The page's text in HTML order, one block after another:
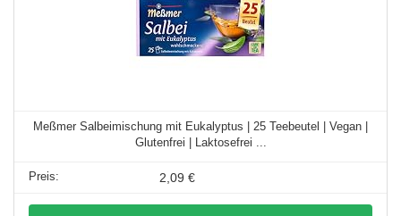
Meßmer Salbeimischung mit Eukalyptus | 25 Teebeutel | Vegan |
Glutenfrei | Laktosefrei ...
2,09 €